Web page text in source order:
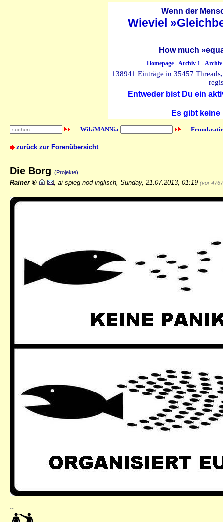
Wenn der
Wieviel
How much
Homepage-Archiv 1-Archiv
138941 Einträge in 35457
Entweder bist Du ein
Es gibt
WikiMANNia
zurück zur Forenübersicht
Die Borg (Projekte)
Rainer ai spieg nod inglisch Sunday, 21.07.2013, 01:19 (vor
--